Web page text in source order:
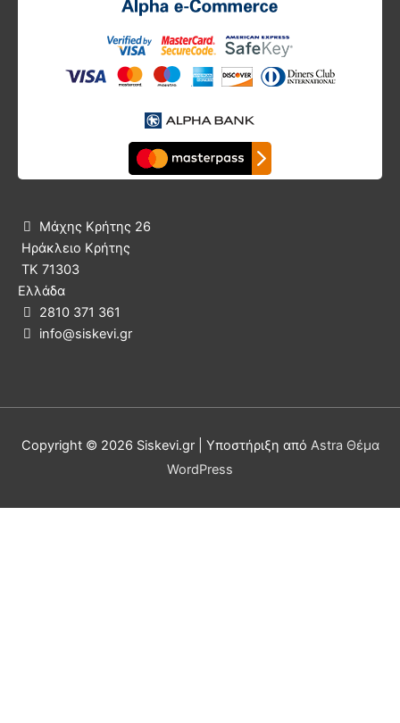

Μάχης Κρήτης 26
Ηράκλειο Κρήτης
ΤΚ 71303
Ελλάδα
 2810 371 361
 info@siskevi.gr
Copyright © 2026 Siskevi.gr| Υποστήριξη από Astra Θέμα
WordPress